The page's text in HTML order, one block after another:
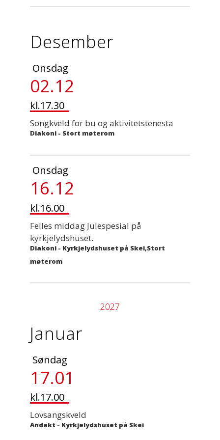
Desember
Onsdag
02.12
kl.17.30
Songkveld for bu og aktivitetstenesta
Diakoni - Stort møterom
Onsdag
16.12
kl.16.00
Felles middag Julespesial på
kyrkjelydshuset.
Diakoni - Kyrkjelydshuset på Skei,Stort
møterom
2027
Januar
Søndag
17.01
kl.17.00
Lovsangskveld
Andakt - Kyrkjelydshuset på Skei